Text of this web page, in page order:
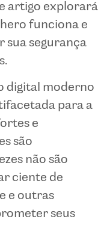
artigo explorará
funciona e
sua segurança
digital moderno
para a
e
são
não são
ciente de
e outras
seus